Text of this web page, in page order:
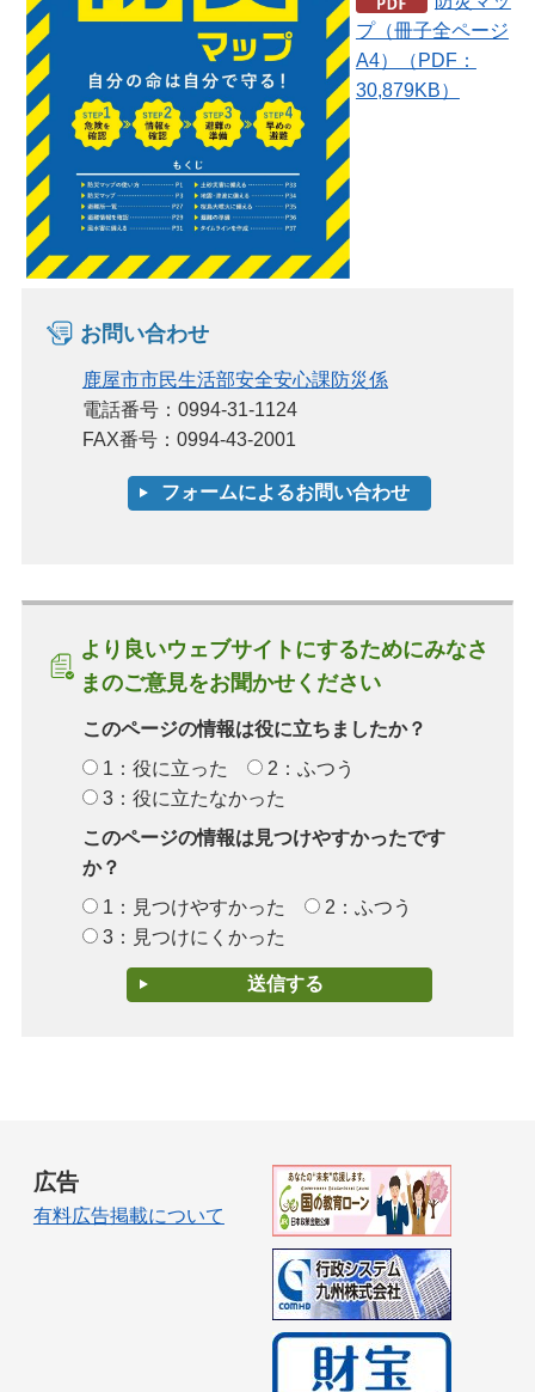
プ（冊子全ページ
A4）（PDF：
30,879KB）
お問い合わせ
鹿屋市市民生活部安全安心課防災係
電話番号：0994-31-1124
FAX番号：0994-43-2001
より良いウェブサイトにするためにみなさ
まのご意見をお聞かせください
このページの情報は役に立ちましたか？
1：役に立った
2：ふつう
3：役に立たなかった
このページの情報は見つけやすかったです
か？
1：見つけやすかった
2：ふつう
3：見つけにくかった
広告
有料広告掲載について